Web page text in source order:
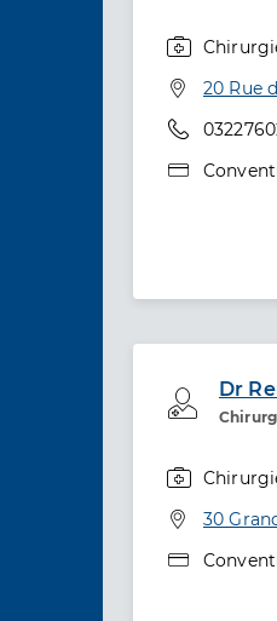
Adresse
20 Rue
Type de
Dr
Adresse
30
Type de